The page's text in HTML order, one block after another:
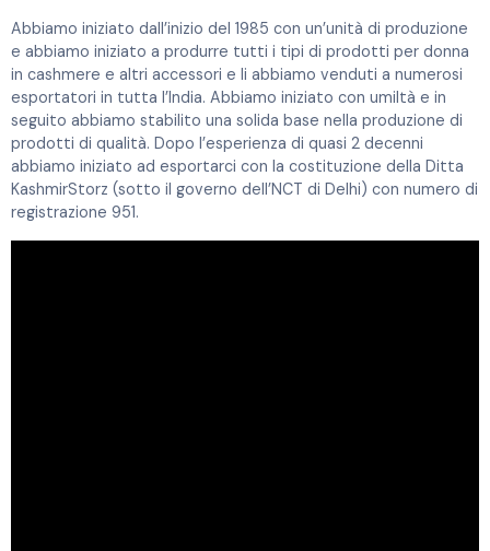
Abbiamo iniziato dall’inizio del 1985 con un’unità di produzione
e abbiamo iniziato a produrre tutti i tipi di prodotti per donna
in cashmere e altri accessori e li abbiamo venduti a numerosi
esportatori in tutta l’India. Abbiamo iniziato con umiltà e in
seguito abbiamo stabilito una solida base nella produzione di
prodotti di qualità. Dopo l’esperienza di quasi 2 decenni
abbiamo iniziato ad esportarci con la costituzione della Ditta
KashmirStorz (sotto il governo dell’NCT di Delhi) con numero di
registrazione 951.